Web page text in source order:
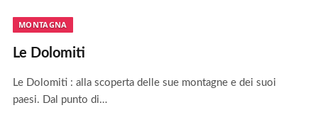
MONTAGNA
Le Dolomiti
Le Dolomiti : alla scoperta delle sue montagne e dei suoi
paesi. Dal punto di…